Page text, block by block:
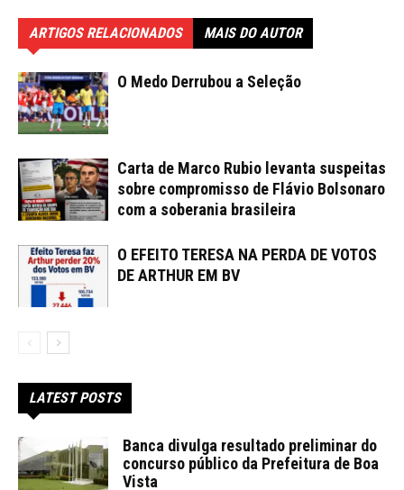
ARTIGOS RELACIONADOS MAIS DO AUTOR
O Medo Derrubou a Seleção
Carta de Marco Rubio levanta suspeitas
sobre compromisso de Flávio Bolsonaro
com a soberania brasileira
O EFEITO TERESA NA PERDA DE VOTOS
DE ARTHUR EM BV
LATEST POSTS
Banca divulga resultado preliminar do
concurso público da Prefeitura de Boa
Vista